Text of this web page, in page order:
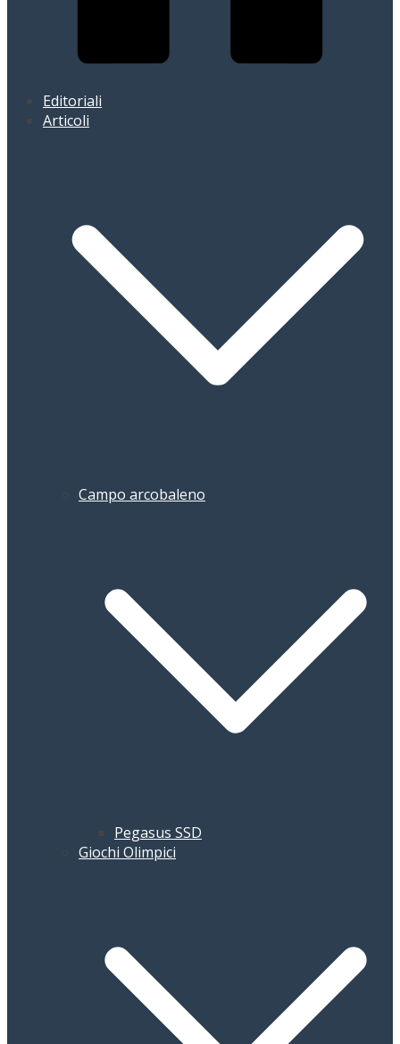
Editoriali
Articoli
Campo arcobaleno
Pegasus SSD
Giochi Olimpici